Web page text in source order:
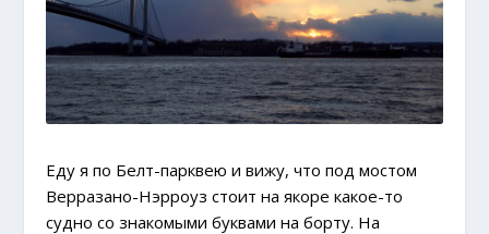
Еду я по Белт-парквею и вижу, что под мостом
Верразано-Нэрроуз стоит на якоре какое-то
судно со знакомыми буквами на борту. На